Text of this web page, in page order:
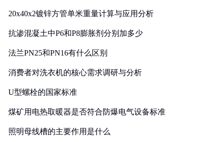
20x40x2镀锌方管单米重量计算与应用分析
抗渗混凝土中P6和P8膨胀剂分别加多少
法兰PN25和PN16有什么区别
消费者对洗衣机的核心需求调研与分析
U型螺栓的国家标准
煤矿用电热取暖器是否符合防爆电气设备标准
照明母线槽的主要作用是什么